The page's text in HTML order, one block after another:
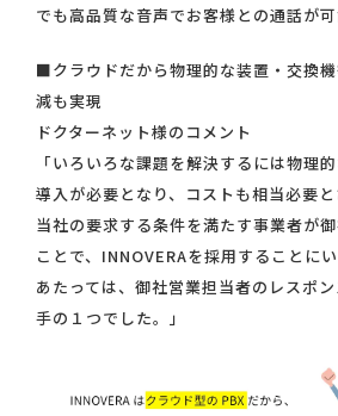
でも高品質な音声でお客様との通話が可
■クラウドだから物理的な装置・交換
減も実現
ドクターネット様のコメント
「いろいろな課題を解決するには物理
導入が必要となり、コストも相当必要と
当社の要求する条件を満たす事業者が
ことで、INNOVERAを採用することに
あたっては、御社営業担当者のレスポ
手の１つでした。」